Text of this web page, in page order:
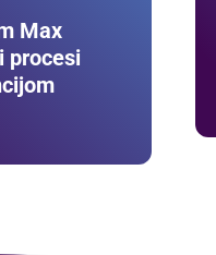
Max
procesi